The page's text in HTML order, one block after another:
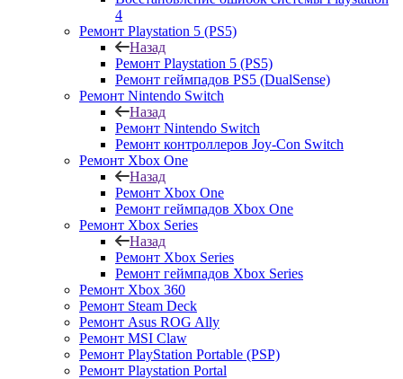
4
Ремонт Playstation 5 (PS5)
Назад
Ремонт Playstation 5 (PS5)
Ремонт геймпадов PS5 (DualSense)
Ремонт Nintendo Switch
Назад
Ремонт Nintendo Switch
Ремонт контроллеров Joy-Con Switch
Ремонт Xbox One
Назад
Ремонт Xbox One
Ремонт геймпадов Xbox One
Ремонт Xbox Series
Назад
Ремонт Xbox Series
Ремонт геймпадов Xbox Series
Ремонт Xbox 360
Ремонт Steam Deck
Ремонт Asus ROG Ally
Ремонт MSI Claw
Ремонт PlayStation Portable (PSP)
Ремонт Playstation Portal